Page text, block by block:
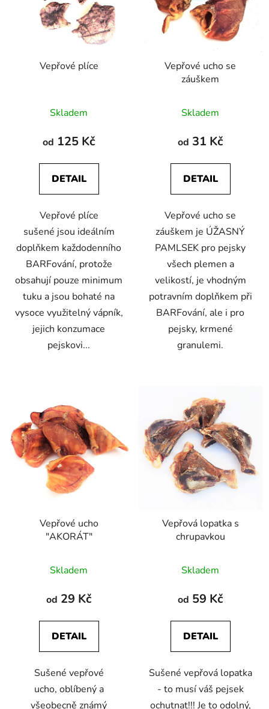
Vepřové plíce
hodnocení
produktu
5,0
z
hvězdiček.
Skladem
od 125 Kč
DETAIL
Vepřové plíce
sušené jsou ideálním
doplňkem každodenního
BARFování, protože
obsahují pouze minimum
tuku a jsou bohaté na
vysoce využitelný vápník,
jejich konzumace
pejskovi...
Vepřové ucho se
záuškem
hodnocení
produktu
4,9
z
hvězdiček.
Skladem
od 31 Kč
DETAIL
Vepřové ucho se
záuškem je ÚŽASNÝ
PAMLSEK pro pejsky
všech plemen a
velikostí, je vhodným
potravním doplňkem při
BARFování, ale i pro
pejsky, krmené
granulemi.
Vepřové ucho
"AKORÁT"
hodnocení
produktu
4,4
z
hvězdiček.
Skladem
od 29 Kč
DETAIL
Sušené vepřové
ucho, oblíbený a
všeobecně známý
Vepřová lopatka s
chrupavkou
hodnocení
produktu
4,8
z
hvězdiček.
Skladem
od 59 Kč
DETAIL
Sušené vepřová lopatka
- to musí váš pejsek
ochutnat!!! Je to odolný,